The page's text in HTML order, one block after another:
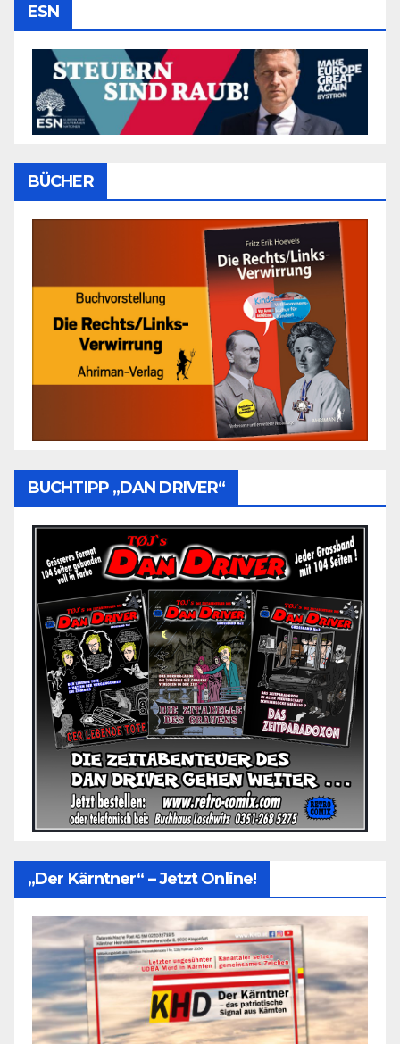
ESN
BÜCHER
BUCHTIPP „DAN DRIVER“
„Der Kärntner“ – Jetzt Online!